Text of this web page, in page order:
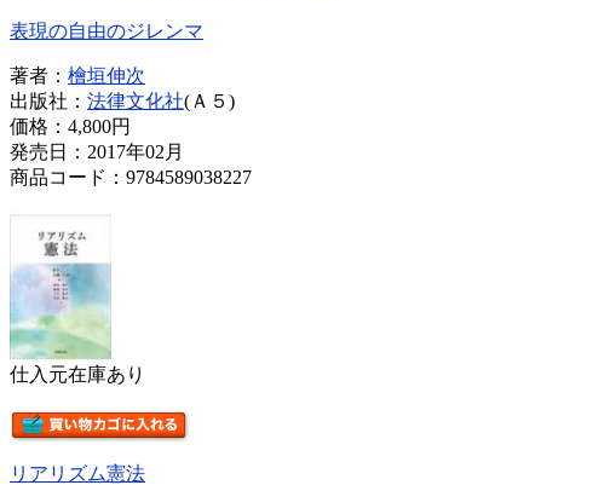
表現の自由のジレンマ
著者： 檜垣伸次
出版社： 法律文化社(Ａ５)
価格： 4,800円
発売日：2017年02月
商品コード：9784589038227
仕入元在庫あり
リアリズム憲法